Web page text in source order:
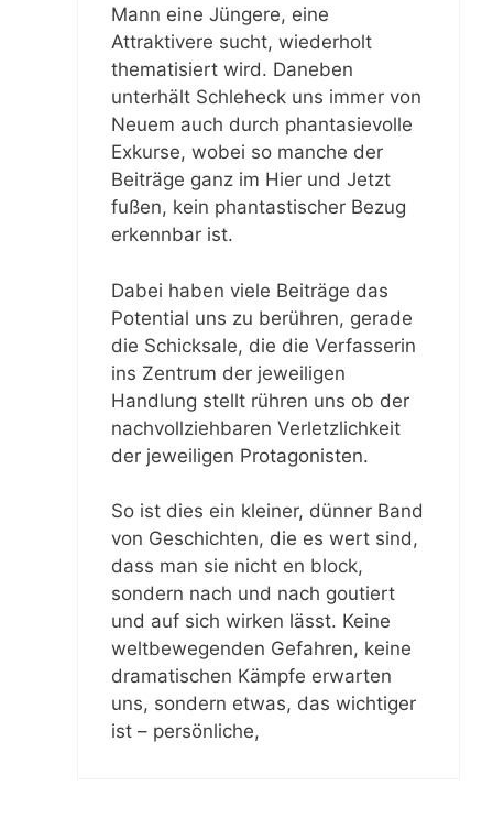
Mann eine Jüngere, eine
Attraktivere sucht, wiederholt
thematisiert wird. Daneben
unterhält Schleheck uns immer von
Neuem auch durch phantasievolle
Exkurse, wobei so manche der
Beiträge ganz im Hier und Jetzt
fußen, kein phantastischer Bezug
erkennbar ist.
Dabei haben viele Beiträge das
Potential uns zu berühren, gerade
die Schicksale, die die Verfasserin
ins Zentrum der jeweiligen
Handlung stellt rühren uns ob der
nachvollziehbaren Verletzlichkeit
der jeweiligen Protagonisten.
So ist dies ein kleiner, dünner Band
von Geschichten, die es wert sind,
dass man sie nicht en block,
sondern nach und nach goutiert
und auf sich wirken lässt. Keine
weltbewegenden Gefahren, keine
dramatischen Kämpfe erwarten
uns, sondern etwas, das wichtiger
ist – persönliche,